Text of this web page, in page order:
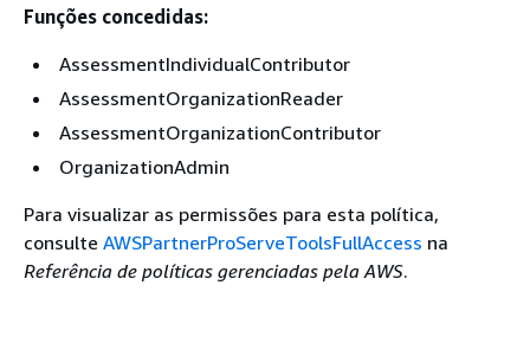
Funções concedidas:
AssessmentIndividualContributor
AssessmentOrganizationReader
AssessmentOrganizationContributor
OrganizationAdmin
Para visualizar as permissões para esta política,
consulte AWSPartnerProServeToolsFullAccess na
Referência de políticas gerenciadas pela AWS.